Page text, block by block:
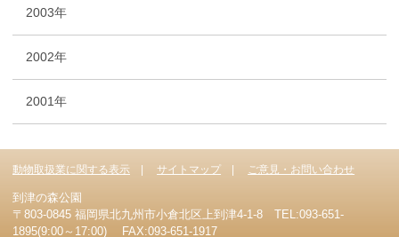
2003年
2002年
2001年
動物取扱業に関する表示 サイトマップ ご意見・お問い合わせ
到津の森公園
〒803-0845 福岡県北九州市小倉北区上到津4-1-8 TEL:093-651-
1895(9:00～17:00) FAX:093-651-1917